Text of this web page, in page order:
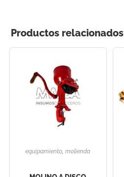
Productos relacionados
equipamiento ,molienda